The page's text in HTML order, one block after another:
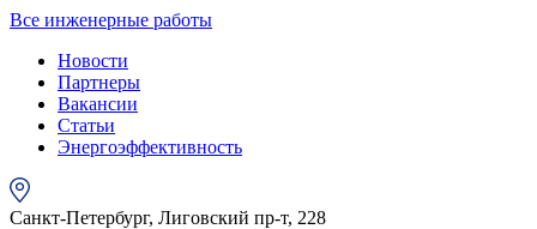
Все инженерные работы
Новости
Партнеры
Вакансии
Статьи
Энергоэффективность
Санкт-Петербург, Лиговский пр-т, 228